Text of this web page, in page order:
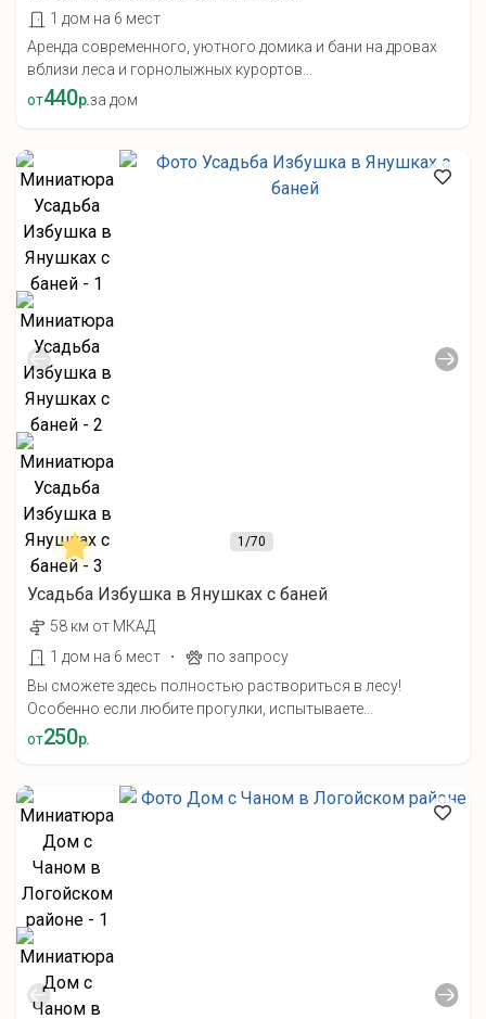
1 дом на 6 мест
Аренда современного, уютного домика и бани на дровах
вблизи леса и горнолыжных курортов...
от440р.за дом
1/70
Усадьба Избушка в Янушках с баней
58 км от МКАД
1 дом на 6 мест
·
по запросу
Вы сможете здесь полностью раствориться в лесу!
Особенно если любите прогулки, испытываете...
от250р.